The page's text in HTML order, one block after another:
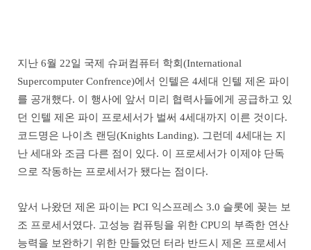
지난 6월 22일 국제 슈퍼컴퓨터 학회(International
Supercomputer Confrence)에서 인텔은 4세대 인텔 제온 파이
를 공개했다. 이 행사에 앞서 미리 협력사들에게 공급하고 있
던 인텔 제온 파이 프로세서가 벌써 4세대까지 이른 것이다.
코드명은 나이츠 랜딩(Knights Landing). 그런데 4세대는 지
난 세대와 조금 다른 점이 있다. 이 프로세서가 이제야 단독
으로 작동하는 프로세서가 됐다는 점이다.
앞서 나왔던 제온 파이는 PCI 익스프레스 3.0 슬롯에 꽂는 보
조 프로세서였다. 고성능 컴퓨팅을 위한 CPU의 부족한 연산
능력을 보완하기 위한 만들었던 터라 반드시 제온 프로세서